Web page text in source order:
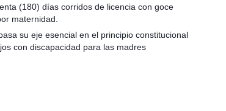
(180) días corridos de licencia con goce
maternidad.
su eje esencial en el principio constitucional
con discapacidad para las madres